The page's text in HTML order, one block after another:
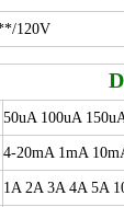
120V
50uA 100uA
4-20mA 1mA
1A 2A 3A 4A 5A